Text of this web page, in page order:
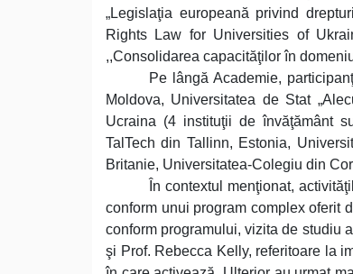
„Legislaţia europeană privind
Rights Law for Universities of
,,Consolidarea capacităţilor în
Pe lângă Academie,
Moldova, Universitatea de Stat
Ucraina (4 instituţii de învăţământ
TalTech din Tallinn, Estonia,
Britanie, Universitatea-Colegiu din
În contextul menţionat,
conform unui program complex oferit
conform programului, vizita de studiu
şi Prof. Rebecca Kelly, referitoare la